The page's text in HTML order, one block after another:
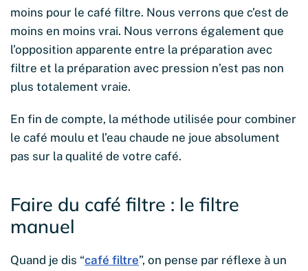
moins pour le café filtre. Nous verrons que c’est de
moins en moins vrai. Nous verrons également que
l’opposition apparente entre la préparation avec
filtre et la préparation avec pression n’est pas non
plus totalement vraie.
En fin de compte, la méthode utilisée pour combiner
le café moulu et l’eau chaude ne joue absolument
pas sur la qualité de votre café.
Faire du café filtre : le filtre
manuel
Quand je dis “café filtre”, on pense par réflexe à un